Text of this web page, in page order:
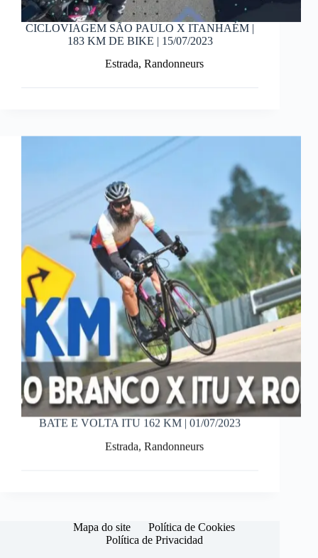
CICLOVIAGEM SÃO PAULO X ITANHAÉM |
183 KM DE BIKE | 15/07/2023
Estrada Randonneurs
BATE E VOLTA ITU 162 KM | 01/07/2023
Estrada
Randonneurs
Mapa do site
Política de Cookies
Política de Privacidad